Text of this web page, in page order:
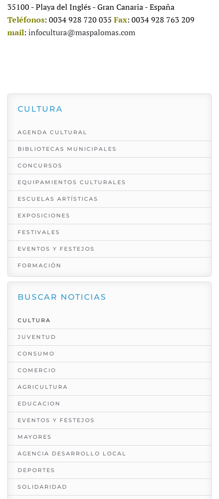
35100 - Playa del Inglés - Gran Canaria - España
Teléfonos: 0034 928 720 035 Fax: 0034 928 763 209
mail: infocultura@maspalomas.com
CULTURA
AGENDA CULTURAL
BIBLIOTECAS MUNICIPALES
CONCURSOS
EQUIPAMIENTOS CULTURALES
ESCUELAS ARTÍSTICAS
EXPOSICIONES
FESTIVALES
EVENTOS Y FESTEJOS
FORMACIÓN
BUSCAR NOTICIAS
CULTURA
JUVENTUD
CONSUMO
COMERCIO
AGRICULTURA
EDUCACION
EVENTOS Y FESTEJOS
MAYORES
AGENCIA DESARROLLO LOCAL
DEPORTES
SOLIDARIDAD